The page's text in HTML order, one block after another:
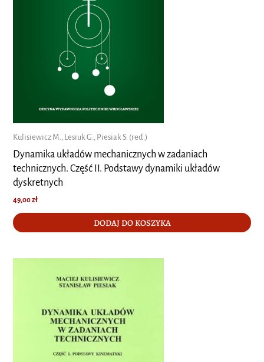
Kulisiewicz M., Lesiuk G., Piesiak S. (red.)
Dynamika układów mechanicznych w zadaniach
technicznych. Część II. Podstawy dynamiki układów
dyskretnych
49,00zł
DODAJ DO KOSZYKA